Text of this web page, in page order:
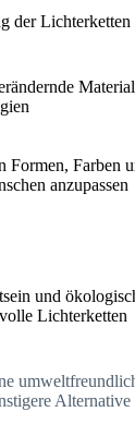
der
Formen, Farben
anzupassen
und
Lichterketten
Alternative